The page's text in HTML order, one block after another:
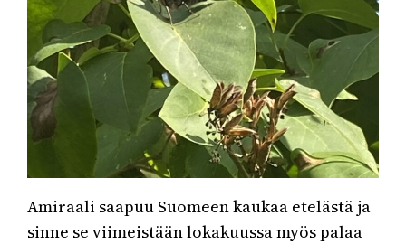
Amiraali saapuu Suomeen kaukaa etelästä ja
sinne se viimeistään lokakuussa myös palaa